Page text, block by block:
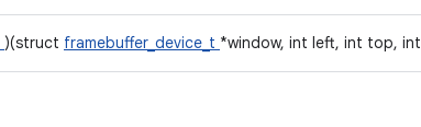
)(struct framebuffer_device_t *window, int left, int top, int